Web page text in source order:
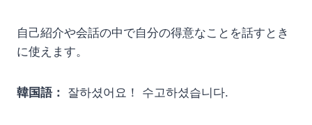
自己紹介や会話の中で自分の得意なことを話すとき
に使えます。
韓国語： 잘하셨어요！ 수고하셨습니다.